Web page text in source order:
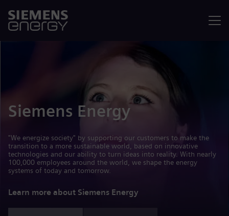
Siemens Energy
"We energize society" by supporting our customers to make the
transition to a more sustainable world, based on innovative
technologies and our ability to turn ideas into reality. With nearly
100,000 employees around the world, we shape the energy
systems of today and tomorrow.
Learn more about Siemens Energy